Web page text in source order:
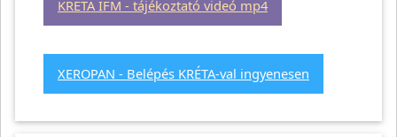
KRÉTA IFM - tájékoztató videó mp4
XEROPAN - Belépés KRÉTA-val ingyenesen